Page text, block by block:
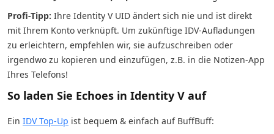
Profi-Tipp: Ihre Identity V UID ändert sich nie und ist direkt
mit Ihrem Konto verknüpft. Um zukünftige IDV-Aufladungen
zu erleichtern, empfehlen wir, sie aufzuschreiben oder
irgendwo zu kopieren und einzufügen, z.B. in die Notizen-App
Ihres Telefons!
So laden Sie Echoes in Identity V auf
Ein IDV Top-Up ist bequem & einfach auf BuffBuff: